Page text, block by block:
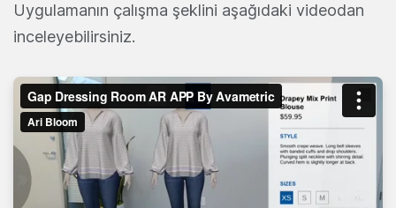
Uygulamanın çalışma şeklini aşağıdaki videodan
inceleyebilirsiniz.